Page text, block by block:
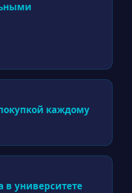
каждому
в университете